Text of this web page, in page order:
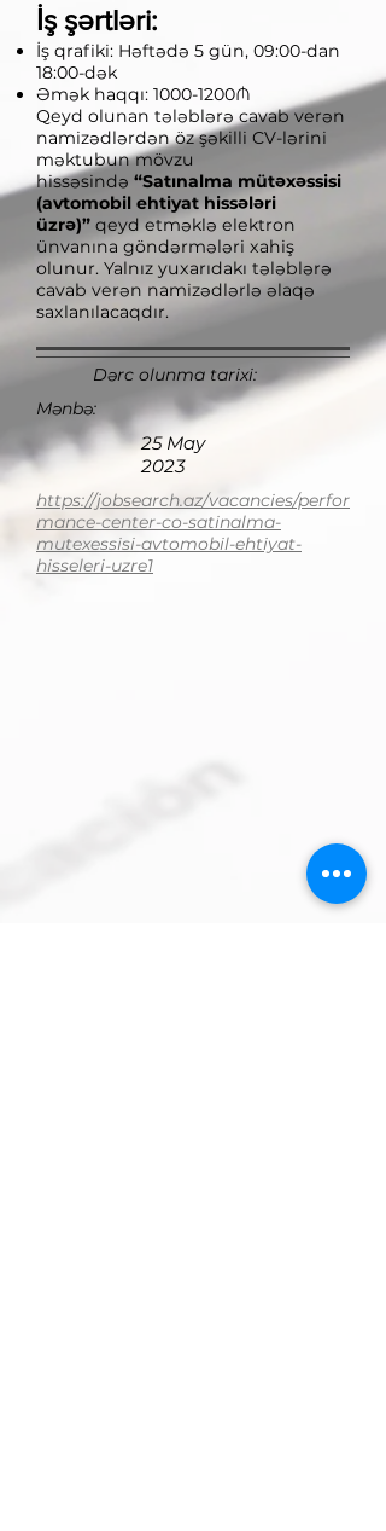
İş şərtləri:
İş qrafiki: Həftədə 5 gün, 09:00-dan
18:00-dək
Əmək haqqı: 1000-1200₼
Qeyd olunan tələblərə cavab verən
namizədlərdən öz şəkilli CV-lərini
məktubun mövzu
hissəsində “Satınalma mütəxəssisi
(avtomobil ehtiyat hissələri
üzrə)” qeyd etməklə elektron
ünvanına göndərmələri xahiş
olunur. Yalnız yuxarıdakı tələblərə
cavab verən namizədlərlə əlaqə
saxlanılacaqdır.
Dərc olunma tarixi:
Mənbə:
25 May
2023
https://jobsearch.az/vacancies/perfor
mance-center-co-satinalma-
mutexessisi-avtomobil-ehtiyat-
hisseleri-uzre1